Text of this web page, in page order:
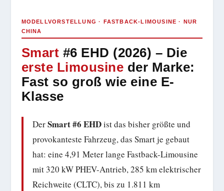
MODELLVORSTELLUNG · FASTBACK-LIMOUSINE · NUR
CHINA
Smart #6 EHD (2026) – Die
erste Limousine der Marke:
Fast so groß wie eine E-
Klasse
DerSmart #6 EHDist das bisher größte und
provokanteste Fahrzeug, das Smart je gebaut
hat: eine 4,91 Meter lange Fastback-Limousine
mit 320 kW PHEV-Antrieb, 285 km elektrischer
Reichweite (CLTC), bis zu 1.811 km